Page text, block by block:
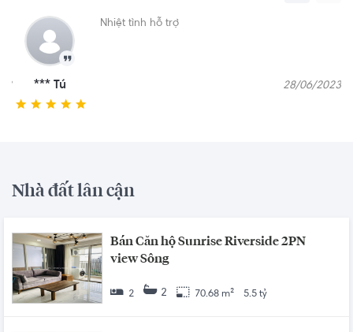
Nhân viên Quốc Huy rất nhiệt tình và tư vấn sản
phẩm trung thực hợp với quy tài chính của
khách hàng
*** Tú
Nhà đất lân cận
Bán Căn hộ Sunrise Riverside 2PN
view Sông
2 2 70.68 m² 5.5 tỷ